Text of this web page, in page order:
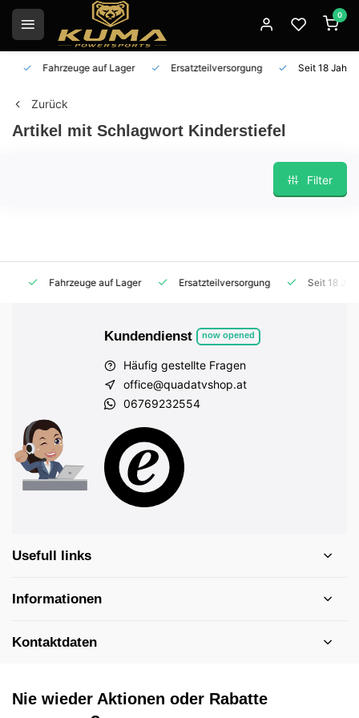
0
Fahrzeuge auf Lager Ersatzteilversorgung Seit 18 Jahren
Zurück
Artikel mit Schlagwort Kinderstiefel
Filter
Fahrzeuge auf Lager Ersatzteilversorgung Seit 18
Kundendienst now opened
Häufig gestellte Fragen
office@quadatvshop.at
06769232554
Usefull links
Informationen
Kontaktdaten
Nie wieder Aktionen oder Rabatte